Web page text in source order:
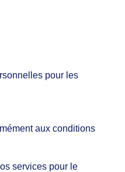
pour les
aux conditions
services pour le